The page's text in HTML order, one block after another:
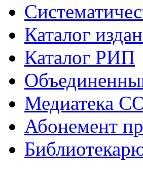
Каталог
Каталог РИП
Медиатека
Абонемент